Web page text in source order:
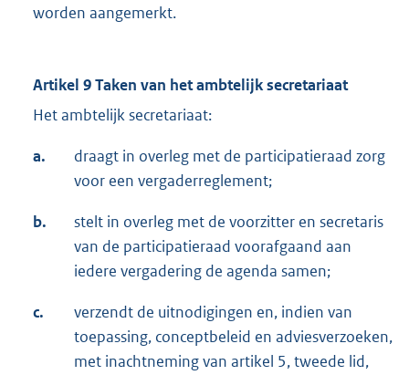
worden aangemerkt.
Artikel 9 Taken van het ambtelijk secretariaat
Het ambtelijk secretariaat:
a.
draagt in overleg met de participatieraad zorg
voor een vergaderreglement;
b.
stelt in overleg met de voorzitter en secretaris
van de participatieraad voorafgaand aan
iedere vergadering de agenda samen;
c.
verzendt de uitnodigingen en, indien van
toepassing, conceptbeleid en adviesverzoeken,
met inachtneming van artikel 5, tweede lid,